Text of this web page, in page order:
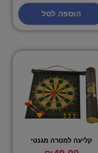
הוספה לסל
קליעה למטרה מגנטי